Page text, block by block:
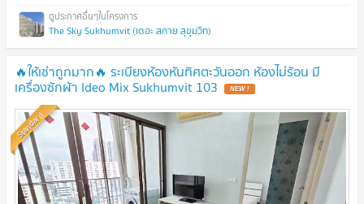
The Sky Sukhumvit (เดอะ สกาย สุขุมวิท)
🔥ให้เช่าถูกมาก🔥 ระเบียงห้องหันทิศตะวันออก ห้องไม่ร้อน มี
เครื่องซักผ้า Ideo Mix Sukhumvit 103
Standard